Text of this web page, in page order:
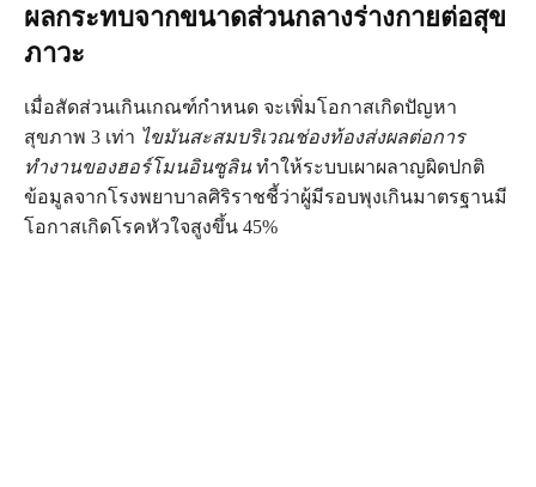
ผลกระทบจากขนาดส่วนกลางร่างกายต่อสุข
ภาวะ
เมื่อสัดส่วนเกินเกณฑ์กำหนด จะเพิ่มโอกาสเกิดปัญหา
สุขภาพ 3 เท่า ไขมันสะสมบริเวณช่องท้องส่งผลต่อการ
ทำงานของฮอร์โมนอินซูลิน ทำให้ระบบเผาผลาญผิดปกติ
ข้อมูลจากโรงพยาบาลศิริราชชี้ว่าผู้มีรอบพุงเกินมาตรฐานมี
โอกาสเกิดโรคหัวใจสูงขึ้น 45%